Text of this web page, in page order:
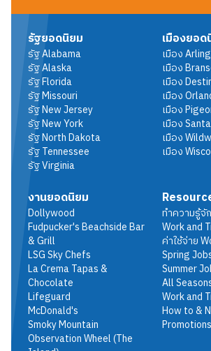
รัฐยอดนิยม
รัฐAlabama
รัฐAlaska
รัฐFlorida
รัฐMissouri
รัฐNew Jersey
รัฐNew York
รัฐNorth Dakota
รัฐTennessee
รัฐVirginia
เมืองยอ
เมือง
เมือง
เมือง
เมือง
เมือง
เมือง
เมือง
เมือง
งานยอดนิยม
Dollywood
Fudpucker's Beachside Bar
& Grill
LSG Sky Chefs
La Crema Tapas &
Chocolate
Lifeguard
McDonald's
Smoky Mountain
Observation Wheel (The
ทำความรู้จั
Work and
ค่าใช้จ่าย
Spring
Summer
All
Work and
How to &
Promotions